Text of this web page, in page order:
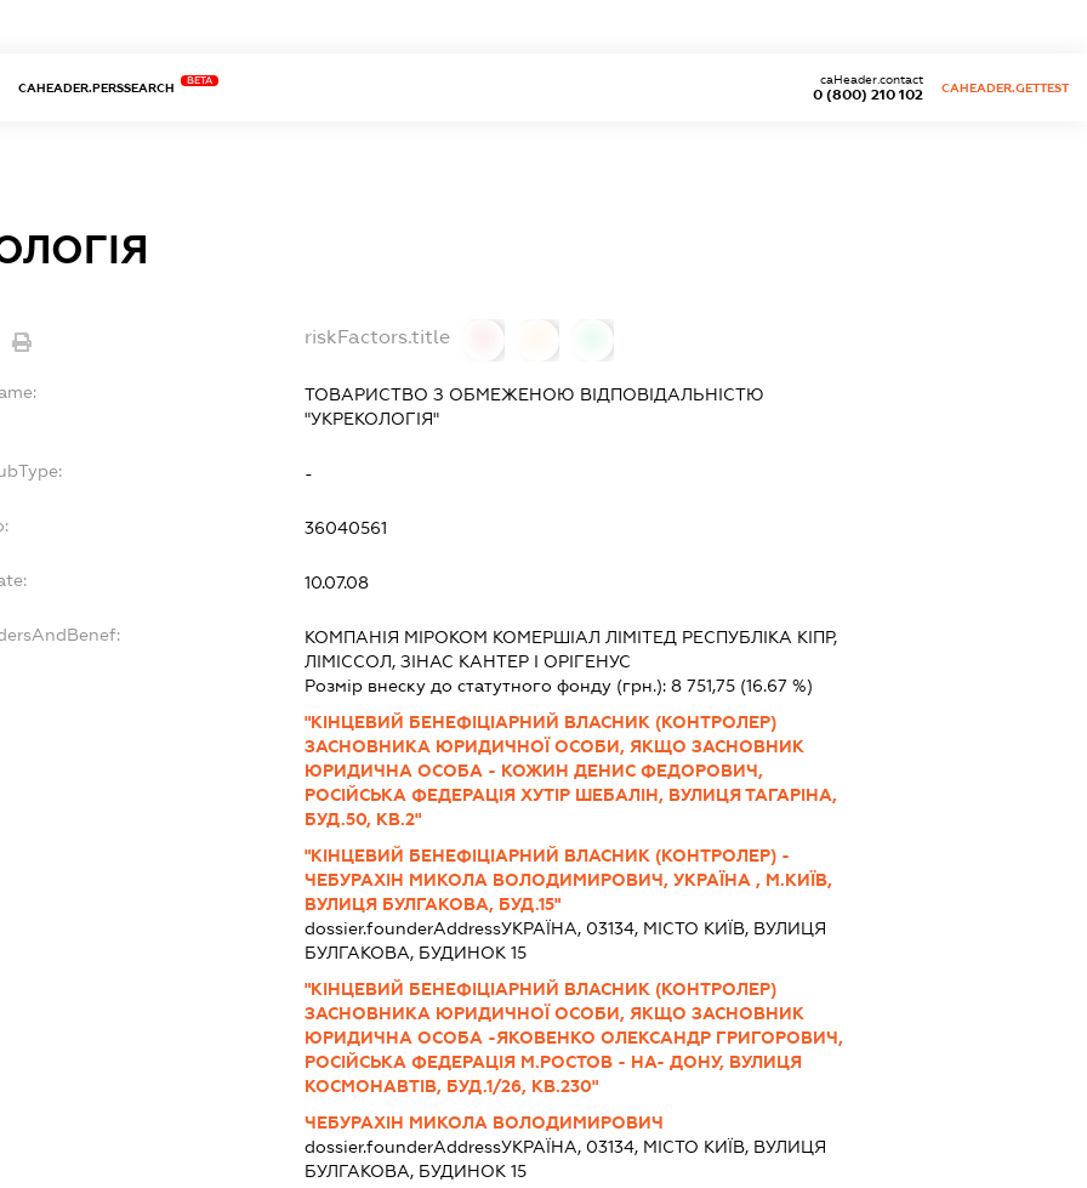
CAHEADER.PERSSEARCH
BETA
0 (800) 210 102
caHeader.contact
CAHEADER.GETTEST
riskFactors.title
ТОВАРИСТВО З ОБМЕЖЕНОЮ ВІДПОВІДАЛЬНІСТЮ
"УКРЕКОЛОГІЯ"
-
36040561
10.07.08
КОМПАНІЯ МІРОКОМ КОМЕРШІАЛ ЛІМІТЕД РЕСПУБЛІКА КІПР,
ЛІМІССОЛ, ЗІНАС КАНТЕР І ОРІГЕНУС
Розмір внеску до статутного фонду (грн.): 8 751,75(16.67 %)
"КІНЦЕВИЙ БЕНЕФІЦІАРНИЙ ВЛАСНИК (КОНТРОЛЕР)
ЗАСНОВНИКА ЮРИДИЧНОЇ ОСОБИ, ЯКЩО ЗАСНОВНИК
ЮРИДИЧНА ОСОБА - КОЖИН ДЕНИС ФЕДОРОВИЧ,
РОСІЙСЬКА ФЕДЕРАЦІЯ ХУТІР ШЕБАЛІН, ВУЛИЦЯ ТАГАРІНА,
БУД.50, КВ.2"
"КІНЦЕВИЙ БЕНЕФІЦІАРНИЙ ВЛАСНИК (КОНТРОЛЕР) -
ЧЕБУРАХІН МИКОЛА ВОЛОДИМИРОВИЧ, УКРАЇНА , М.КИЇВ,
ВУЛИЦЯ БУЛГАКОВА, БУД.15"
dossier.founderAddressУКРАЇНА, 03134, МІСТО КИЇВ, ВУЛИЦЯ
БУЛГАКОВА, БУДИНОК 15
"КІНЦЕВИЙ БЕНЕФІЦІАРНИЙ ВЛАСНИК (КОНТРОЛЕР)
ЗАСНОВНИКА ЮРИДИЧНОЇ ОСОБИ, ЯКЩО ЗАСНОВНИК
ЮРИДИЧНА ОСОБА -ЯКОВЕНКО ОЛЕКСАНДР ГРИГОРОВИЧ,
РОСІЙСЬКА ФЕДЕРАЦІЯ М.РОСТОВ - НА- ДОНУ, ВУЛИЦЯ
КОСМОНАВТІВ, БУД.1/26, КВ.230"
ЧЕБУРАХІН МИКОЛА ВОЛОДИМИРОВИЧ
dossier.founderAddressУКРАЇНА, 03134, МІСТО КИЇВ, ВУЛИЦЯ
БУЛГАКОВА, БУДИНОК 15